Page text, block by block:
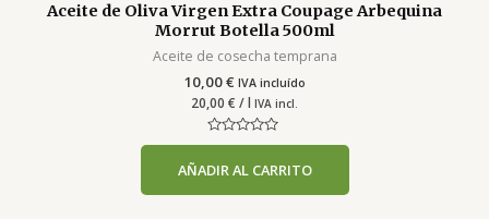
Aceite de Oliva Virgen Extra Coupage Arbequina
Morrut Botella 500ml
Aceite de cosecha temprana
10,00€ IVA incluído
20,00 € / l IVA incl.
Valorado
0
5
AÑADIR AL CARRITO